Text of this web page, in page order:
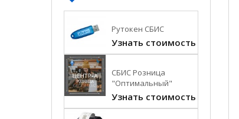
Рутокен СБИС
Узнать стоимость
СБИС Розница
"Оптимальный"
Узнать стоимость